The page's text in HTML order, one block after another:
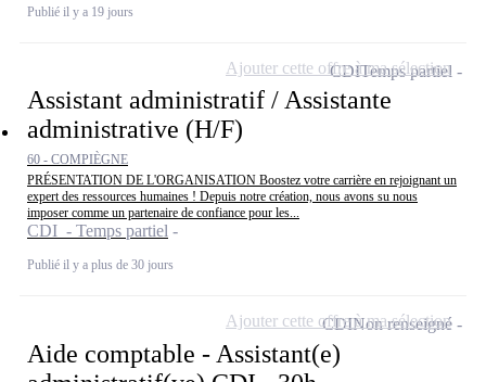
Publié il y a 19 jours
Assistant administratif / Assistante
administrative (H/F)
60 - COMPIÈGNE
PRÉSENTATION DE L'ORGANISATION Boostez votre carrière en rejoignant un
expert des ressources humaines ! Depuis notre création, nous avons su nous
imposer comme un partenaire de confiance pour les...
CDI - Temps partiel
Publié il y a plus de 30 jours
CDITemps partiel
Ajouter cette offre à ma sélection
Aide comptable - Assistant(e)
CDINon renseigné
Ajouter cette offre à ma sélection